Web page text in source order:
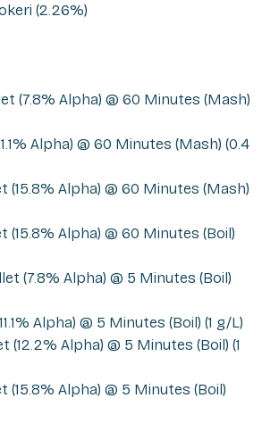
(2.26%)
(7.8% Alpha) @ 60 Minutes (Mash)
Alpha) @ 60 Minutes (Mash) (0.4
(15.8% Alpha) @ 60 Minutes (Mash)
(15.8% Alpha) @ 60 Minutes (Boil)
(7.8% Alpha) @ 5 Minutes (Boil)
Alpha) @ 5 Minutes (Boil) (1 g/L)
(12.2% Alpha) @ 5 Minutes (Boil) (1
(15.8% Alpha) @ 5 Minutes (Boil)